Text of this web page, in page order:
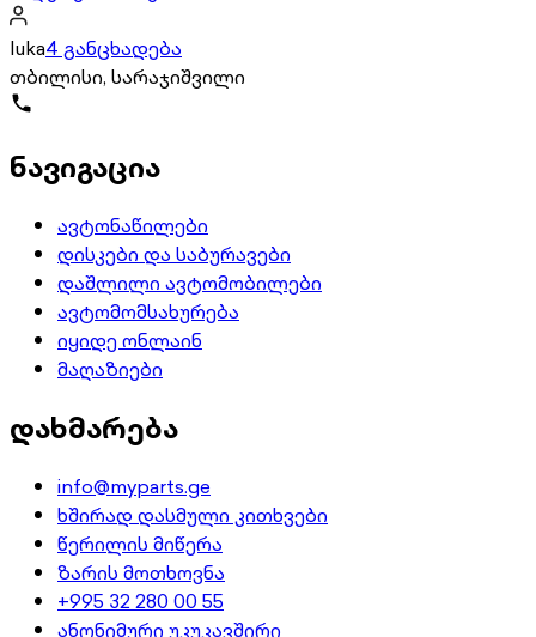
luka4 განცხადება
თბილისი, სარაჯიშვილი
ნავიგაცია
ავტონაწილები
დისკები და საბურავები
დაშლილი ავტომობილები
ავტომომსახურება
იყიდე ონლაინ
მაღაზიები
დახმარება
info@myparts.ge
ხშირად დასმული კითხვები
წერილის მიწერა
ზარის მოთხოვნა
+995 32 280 00 55
ანონიმური უკუკავშირი